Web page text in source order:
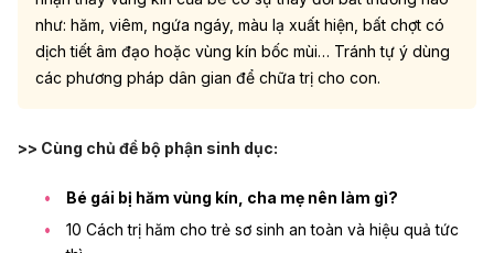
như: hăm, viêm, ngứa ngáy, màu lạ xuất hiện, bất chợt có
dịch tiết âm đạo hoặc vùng kín bốc mùi… Tránh tự ý dùng
các phương pháp dân gian để chữa trị cho con.
>> Cùng chủ đề bộ phận sinh dục:
Bé gái bị hăm vùng kín, cha mẹ nên làm gì?
10 Cách trị hăm cho trẻ sơ sinh an toàn và hiệu quả tức